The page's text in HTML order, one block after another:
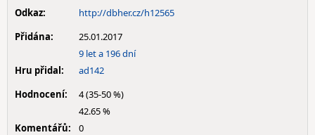
Odkaz:
http://dbher.cz/h12565
Přidána:
25.01.2017
9 let a 196 dní
Hru přidal:
ad142
Hodnocení:
4 (35-50 %)
42.65 %
Komentářů:
0